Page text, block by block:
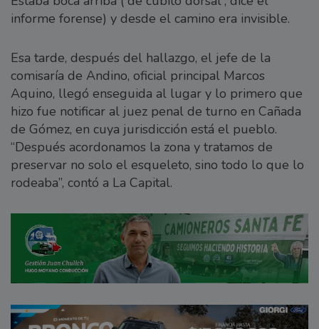
informe forense) y desde el camino era invisible.
Esa tarde, después del hallazgo, el jefe de la
comisaría de Andino, oficial principal Marcos
Aquino, llegó enseguida al lugar y lo primero que
hizo fue notificar al juez penal de turno en Cañada
de Gómez, en cuya jurisdicción está el pueblo.
“Después acordonamos la zona y tratamos de
preservar no solo el esqueleto, sino todo lo que lo
rodeaba”, contó a La Capital.